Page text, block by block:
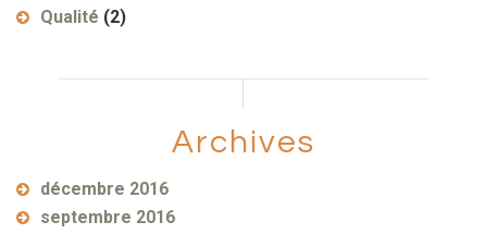
Qualité (2)
Archives
décembre 2016
septembre 2016